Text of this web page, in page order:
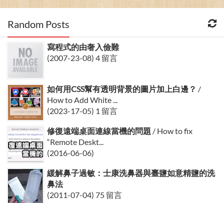
Random Posts
寫程式的由奢入儉難
(2007-23-08) 4 留言
如何用CSS幫有透明背景的圖片加上白邊？ /
How to Add White ...
(2023-17-05) 1 留言
修復遠端桌面連線當機的問題 / How to fix
“Remote Deskt...
(2016-06-06)
緩解鼻子過敏：士康洗鼻器與臺鹽如意精鹽的洗
鼻法
(2011-07-04) 75 留言